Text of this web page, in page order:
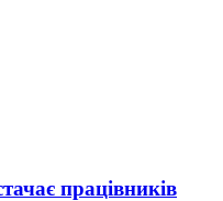
працівників